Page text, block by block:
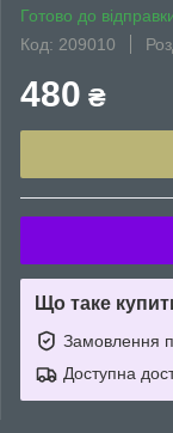
Готово до
Код: 209010
480 ₴
Що таке
Замовлення
Доступна